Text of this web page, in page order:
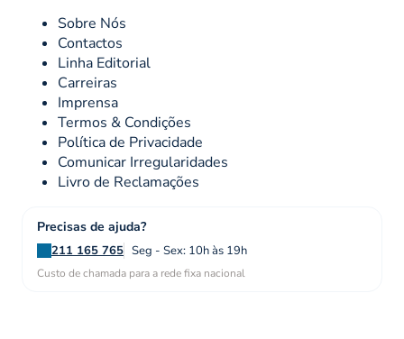
Sobre Nós
Contactos
Linha Editorial
Carreiras
Imprensa
Termos & Condições
Política de Privacidade
Comunicar Irregularidades
Livro de Reclamações
Precisas de ajuda?
211 165 765 Seg - Sex: 10h às 19h
Custo de chamada para a rede fixa nacional